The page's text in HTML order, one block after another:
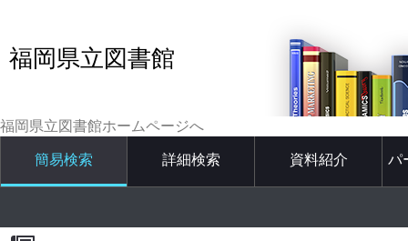
福岡県立図書館
福岡県立図書館ホームページへ
簡易検索 詳細検索 資料紹介 パ